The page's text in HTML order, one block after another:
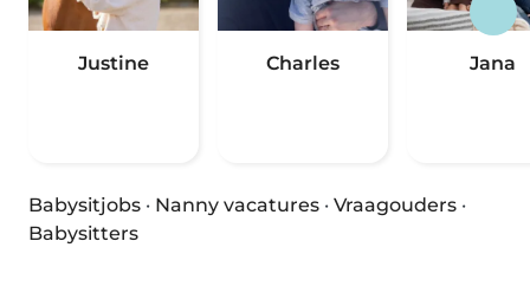
Justine Charles Jana
Babysitjobs · Nanny vacatures · Vraagouders ·
Babysitters